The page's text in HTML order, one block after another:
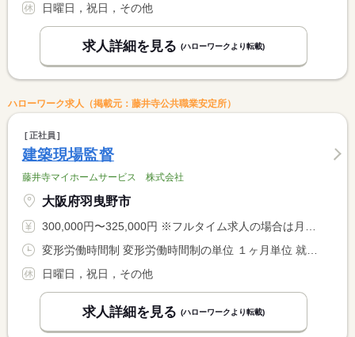
日曜日，祝日，その他
求人詳細を見る (ハローワークより転載)
ハローワーク求人（掲載元：藤井寺公共職業安定所）
正社員
建築現場監督
藤井寺マイホームサービス 株式会社
大阪府羽曳野市
300,000円〜325,000円 ※フルタイム求人の場合は月額（換算額）、パート求人の場合は時間額を表示しています。
日曜日，祝日，その他
求人詳細を見る (ハローワークより転載)